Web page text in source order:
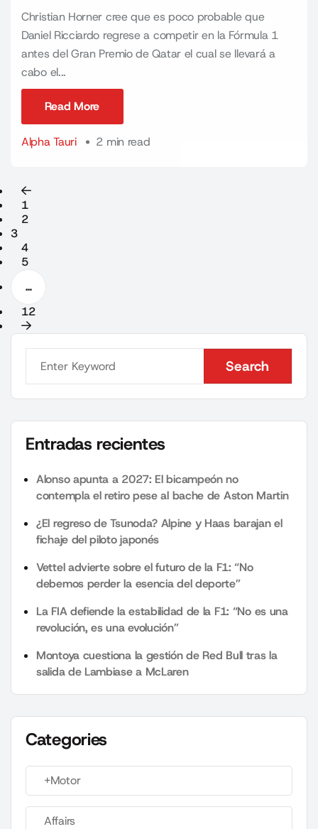
Christian Horner cree que es poco probable que
Daniel Ricciardo regrese a competir en la Fórmula 1
antes del Gran Premio de Qatar el cual se llevará a
cabo el...
Read More
Alpha Tauri
2 min read
1
2
3
4
5
…
12
Search
Search
Entradas recientes
Alonso apunta a 2027: El bicampeón no
contempla el retiro pese al bache de Aston Martin
¿El regreso de Tsunoda? Alpine y Haas barajan el
fichaje del piloto japonés
Vettel advierte sobre el futuro de la F1: “No
debemos perder la esencia del deporte”
La FIA defiende la estabilidad de la F1: “No es una
revolución, es una evolución”
Montoya cuestiona la gestión de Red Bull tras la
salida de Lambiase a McLaren
Categories
+Motor
Affairs